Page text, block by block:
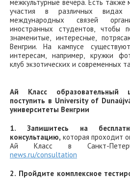
межкультурные вечера. Есть также
участия в различных видах
международных связей
иностранных студентов, чтобы
знаменитые, интересные,
Венгрии. На кампусе
интересам, например, кружки
клуб экзотических и современных
Ай Класс образовательный
поступить в University of
университеты Венгрии
1. Запишитесь на
консультацию, которая проходит
Ай Класс в Санкт-
news.ru/consultation
2. Пройдите комплексное